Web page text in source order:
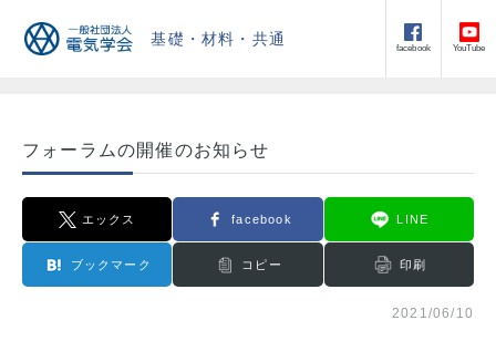
基礎・材料・共通
facebook YouTube
フォーラムの開催のお知らせ
エックス facebook LINE
ブックマーク コピー 印刷
2021/06/10